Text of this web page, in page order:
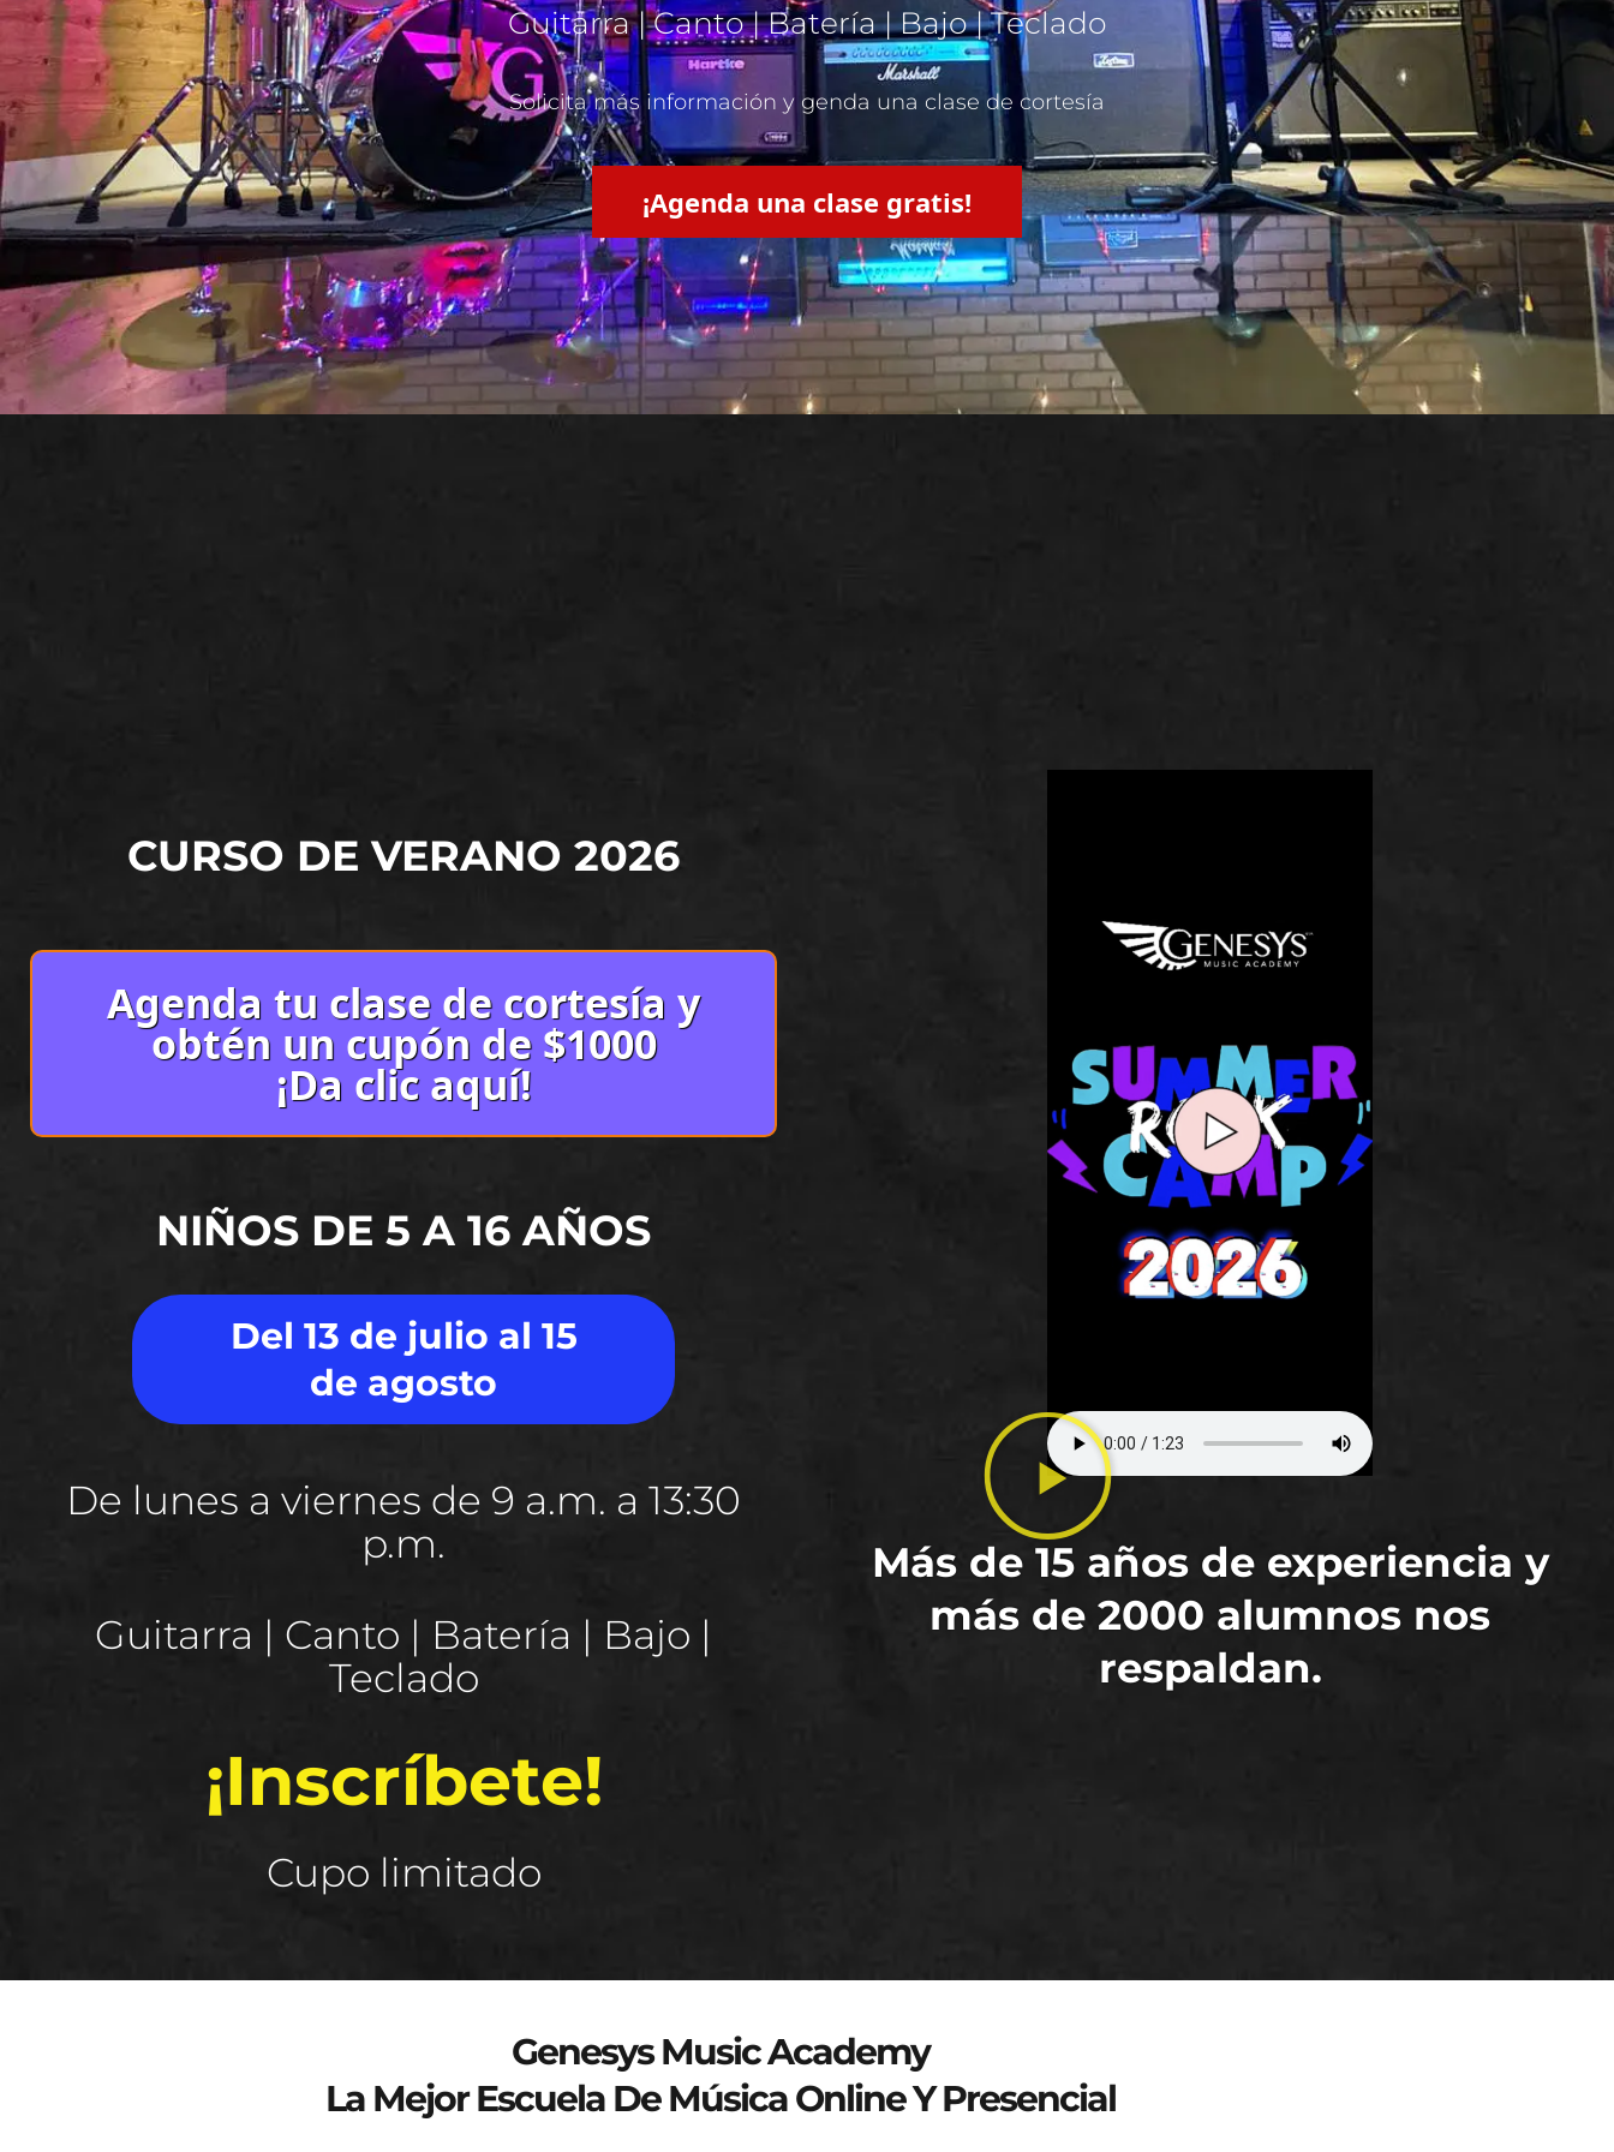
Guitarra | Canto | Batería | Bajo | Teclado
Solicita más información y genda una clase de cortesía
¡Agenda una clase gratis!
CURSO DE VERANO 2026
Agenda tu clase de cortesía y
obtén un cupón de $1000
¡Da clic aquí!
NIÑOS DE 5 A 16 AÑOS
Del 13 de julio al 15
de agosto
De lunes a viernes de 9 a.m. a 13:30
p.m.
Guitarra | Canto | Batería | Bajo |
Teclado
¡Inscríbete!
Cupo limitado
Más de 15 años de experiencia y
más de 2000 alumnos nos
respaldan.
Genesys Music Academy
La Mejor Escuela De Música Online Y Presencial